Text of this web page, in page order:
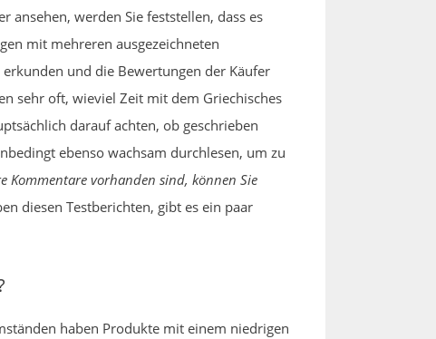
ansehen, werden Sie feststellen, dass es
mit mehreren ausgezeichneten
und die Bewertungen der Käufer
sehr oft, wieviel Zeit mit dem Griechisches
darauf achten, ob geschrieben
ebenso wachsam durchlesen, um zu
Kommentare vorhanden sind, können Sie
diesen Testberichten, gibt es ein paar
haben Produkte mit einem niedrigen